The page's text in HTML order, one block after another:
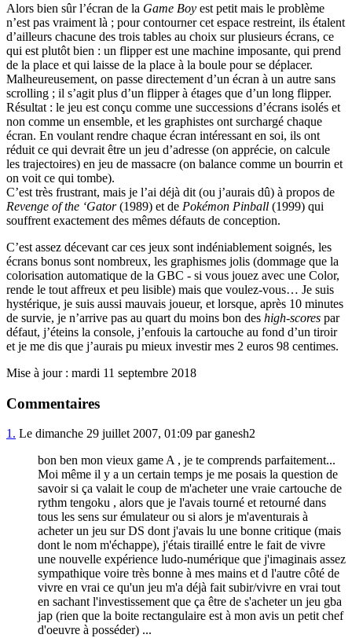
Alors bien sûr l’écran de la Game Boy est petit mais le problème
n’est pas vraiment là ; pour contourner cet espace restreint, ils étalent
d’ailleurs chacune des trois tables au choix sur plusieurs écrans, ce
qui est plutôt bien : un flipper est une machine imposante, qui prend
de la place et qui laisse de la place à la boule pour se déplacer.
Malheureusement, on passe directement d’un écran à un autre sans
scrolling ; il s’agit plus d’un flipper à étages que d’un long flipper.
Résultat : le jeu est conçu comme une successions d’écrans isolés et
non comme un ensemble, et les graphistes ont surchargé chaque
écran. En voulant rendre chaque écran intéressant en soi, ils ont
réduit ce qui devrait être un jeu d’adresse (on apprécie, on calcule
les trajectoires) en jeu de massacre (on balance comme un bourrin et
on voit ce qui tombe).
C’est très frustrant, mais je l’ai déjà dit (ou j’aurais dû) à propos de
Revenge of the ‘Gator(1989) et de Pokémon Pinball (1999) qui
souffrent exactement des mêmes défauts de conception.
C’est assez décevant car ces jeux sont indéniablement soignés, les
écrans bonus sont nombreux, les graphismes jolis (dommage que la
colorisation automatique de la GBC - si vous jouez avec une Color,
rende le tout affreux et peu lisible) mais que voulez-vous… Je suis
hystérique, je suis aussi mauvais joueur, et lorsque, après 10 minutes
de survie, je n’arrive pas au quart du moins bon des high-scores par
défaut, j’éteins la console, j’enfouis la cartouche au fond d’un tiroir
et je me dis que j’aurais pu mieux investir mes 2 euros 98 centimes.
Mise à jour : mardi 11 septembre 2018
Commentaires
1. Le dimanche 29 juillet 2007, 01:09 par ganesh2
bon ben mon vieux game A , je te comprends parfaitement...
Moi même il y a un certain temps je me posais la question de
savoir si ça valait le coup de m'acheter une vraie cartouche de
rythm tengoku , alors que je l'avais tourné et retourné dans
tous les sens sur émulateur ou si alors je m'aventurais à
acheter un jeu sur DS dont j'avais lu une bonne critique (mais
dont le nom m'échappe), j'étais tiraillé entre le fait de vivre
une nouvelle expérience ludo-numérique que j'imaginais assez
sympathique voire très bonne à mes mains et d l'autre côté de
vivre en vrai ce qu'un jeu m'a déjà fait subir/vivre en vrai tout
en sachant l'investissement que ça être de s'acheter un jeu gba
jap (rien que la boite rectangulaire est à mon avis un petit chef
d'oeuvre à posséder) ...